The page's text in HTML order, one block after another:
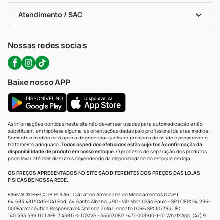
Bulas De A A Z
Políticas De Marketplace
Autoteste Covid-19
Certificado De Segurança
Portal Da Privacidade
Atendimento / SAC
WhatsApp (47) 9202-1687
Nossas redes sociais
Baixe nosso APP
As informações contidas neste site não devem ser usadas para automedicação e não
substituem, em hipótese alguma, as orientações dadas pelo profissional da área médica.
Somente o médico está apto a diagnosticar qualquer problema de saúde e prescrever o
tratamento adequado. Todos os pedidos efetuados estão sujeitos à confirmação da
disponibilidade de produto em nosso estoque.O processo de separação dos produtos
pode levar até dois dias úteis dependendo da disponibilidade do estoque em loja.
OS PREÇOS APRESENTADOS NO SITE SÃO DIFERENTES DOS PREÇOS DAS LOJAS
FÍSICAS DE NOSSA REDE.
FARMÁCIA PREÇO POPULAR | Cia Latino Americana de Medicamentos | CNPJ:
84.683.481/0416-04 | End: Av. Santo Albano, 490 - Vila Vera | São Paulo - SP | CEP: 04.296-
000Farmacêutica Responsável: Amanda Zelia Deodato | CRF/SP: 107393 | IE:
140.593.699.117 | AFE: 7.45817-2 | CMVS - 355030801-477-008910-1-0 | WhatsApp: (47) 9